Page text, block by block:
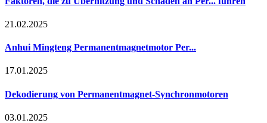
21.02.2025
Anhui Mingteng Permanentmagnetmotor Per...
17.01.2025
Dekodierung von Permanentmagnet-Synchronmotoren
03.01.2025